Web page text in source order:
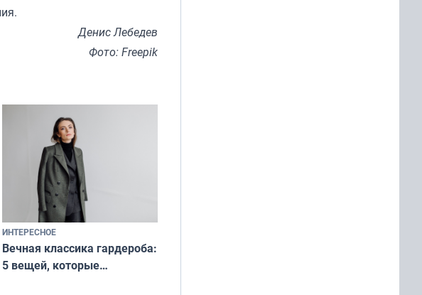
Денис Лебедев
Фото: Freepik
ИНТЕРЕСНОЕ
Вечная классика гардероба:
5 вещей, которые